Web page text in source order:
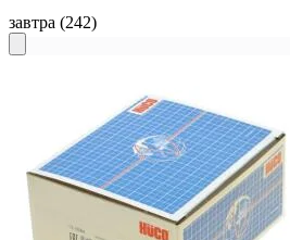
завтра (242)